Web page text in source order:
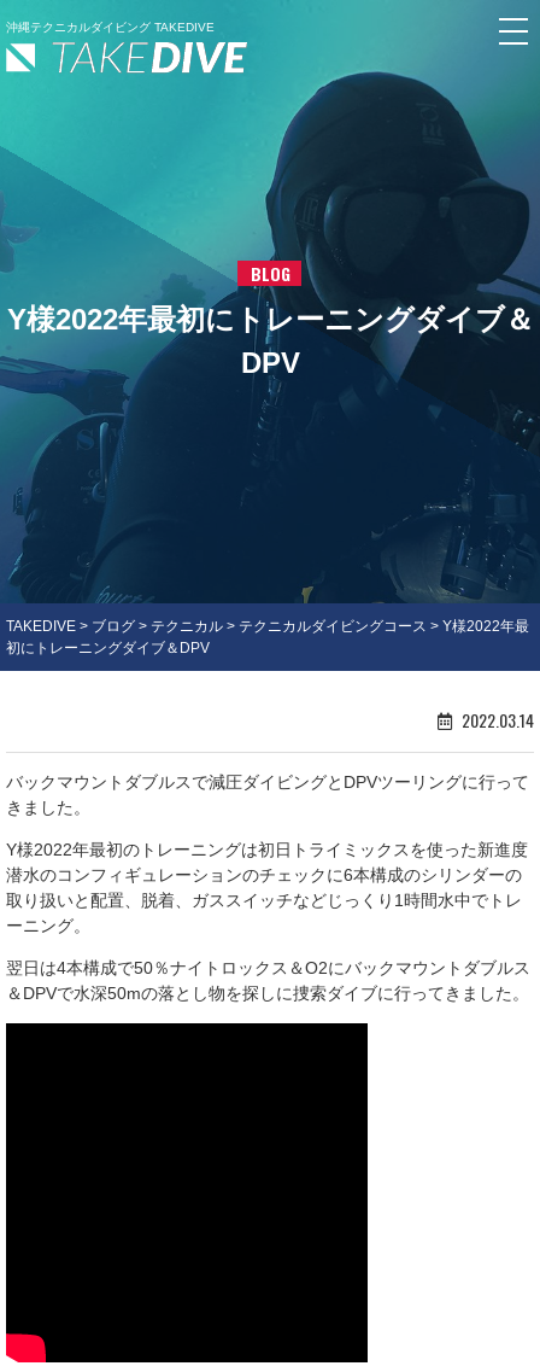
沖縄テクニカルダイビング TAKEDIVE
BLOG
Y様2022年最初にトレーニングダイブ＆
DPV
TAKEDIVE > ブログ > テクニカル > テクニカルダイビングコース > Y様2022年最
初にトレーニングダイブ＆DPV
2022.03.14
バックマウントダブルスで減圧ダイビングとDPVツーリングに行って
きました。
Y様2022年最初のトレーニングは初日トライミックスを使った新進度
潜水のコンフィギュレーションのチェックに6本構成のシリンダーの
取り扱いと配置、脱着、ガススイッチなどじっくり1時間水中でトレ
ーニング。
翌日は4本構成で50％ナイトロックス＆O2にバックマウントダブルス
＆DPVで水深50mの落とし物を探しに捜索ダイブに行ってきました。